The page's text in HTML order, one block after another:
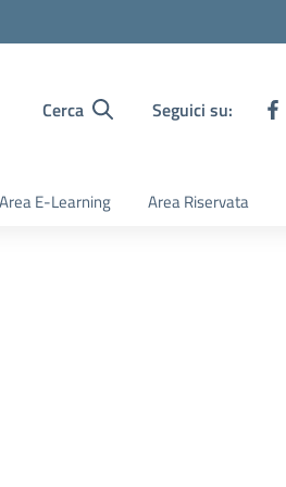
Cerca Seguici su:
Area E-Learning Area Riservata